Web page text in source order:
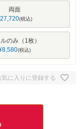
両面
27,720 税込
のみ（1枚）
8,580 税込
気に入りに登録する